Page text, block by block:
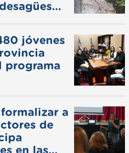
jóvenes
programa
formalizar a
de
en las